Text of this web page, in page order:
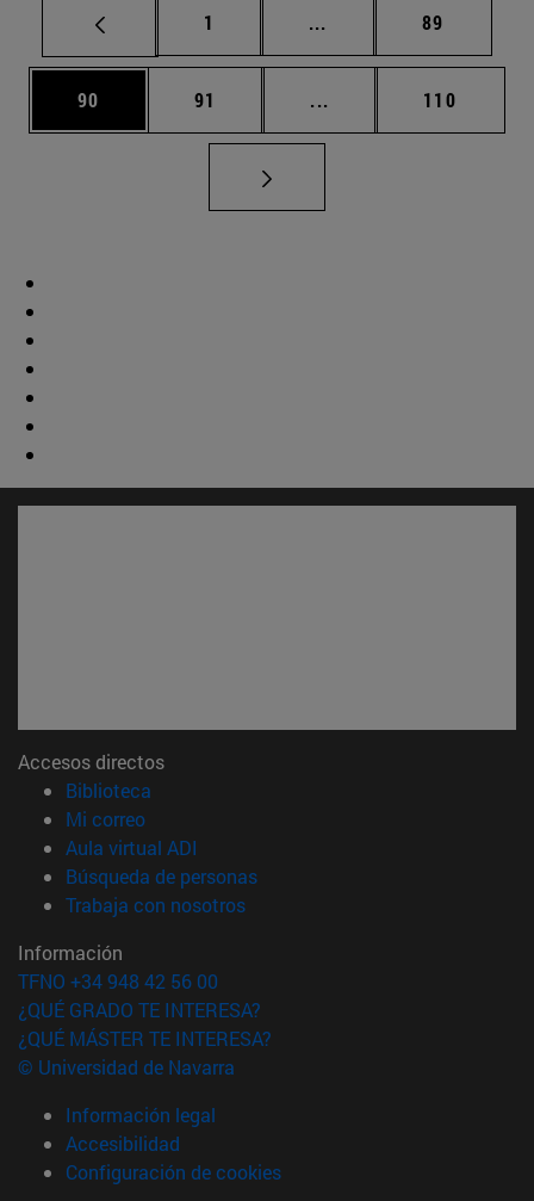
Página
1 ... Páginas intermedias
Página
89
Página
90 Página
91 ... Páginas intermedias
Página
110
Accesos directos
Biblioteca
Mi correo(abre en nueva ventana)
Aula virtual ADI
Búsqueda de personas(abre en nueva ventana)
Trabaja con nosotros(abre en nueva ventana)
Información
TFNO +34 948 42 56 00
¿QUÉ GRADO TE INTERESA?
¿QUÉ MÁSTER TE INTERESA?
© Universidad de Navarra
Información legal
Accesibilidad
Configuración de cookies